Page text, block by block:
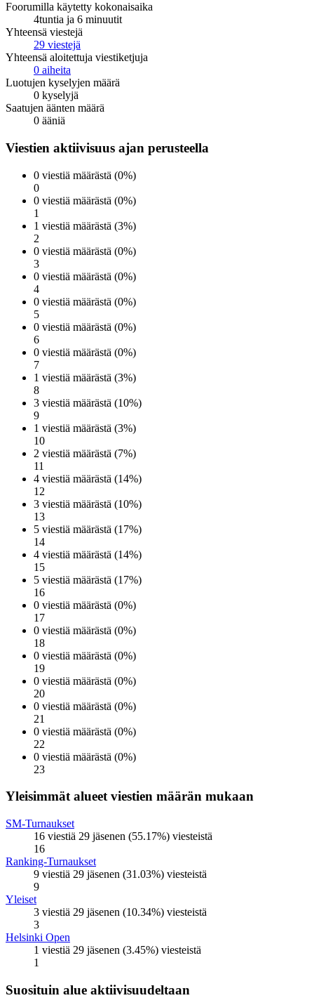
Foorumilla käytetty kokonaisaika
4tuntia ja 6 minuutit
Yhteensä viestejä
29 viestejä
Yhteensä aloitettuja viestiketjuja
0 aiheita
Luotujen kyselyjen määrä
0 kyselyjä
Saatujen äänten määrä
0 ääniä
Viestien aktiivisuus ajan perusteella
0 viestiä määrästä (0%)
0
0 viestiä määrästä (0%)
1
1 viestiä määrästä (3%)
2
0 viestiä määrästä (0%)
3
0 viestiä määrästä (0%)
4
0 viestiä määrästä (0%)
5
0 viestiä määrästä (0%)
6
0 viestiä määrästä (0%)
7
1 viestiä määrästä (3%)
8
3 viestiä määrästä (10%)
9
1 viestiä määrästä (3%)
10
2 viestiä määrästä (7%)
11
4 viestiä määrästä (14%)
12
3 viestiä määrästä (10%)
13
5 viestiä määrästä (17%)
14
4 viestiä määrästä (14%)
15
5 viestiä määrästä (17%)
16
0 viestiä määrästä (0%)
17
0 viestiä määrästä (0%)
18
0 viestiä määrästä (0%)
19
0 viestiä määrästä (0%)
20
0 viestiä määrästä (0%)
21
0 viestiä määrästä (0%)
22
0 viestiä määrästä (0%)
23
Yleisimmät alueet viestien määrän mukaan
SM-Turnaukset
16 viestiä 29 jäsenen (55.17%) viesteistä
16
Ranking-Turnaukset
9 viestiä 29 jäsenen (31.03%) viesteistä
9
Yleiset
3 viestiä 29 jäsenen (10.34%) viesteistä
3
Helsinki Open
1 viestiä 29 jäsenen (3.45%) viesteistä
1
Suosituin alue aktiivisuudeltaan